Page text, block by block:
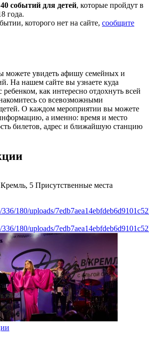
40 событий для детей, которые пройдут в
года.
которого нет на сайте, сообщите
можете увидеть афишу семейных и
На нашем сайте вы узнаете куда
ребенком, как интересно отдохнуть всей
со всевозможными
О каждом мероприятии вы можете
а именно: время и место
билетов, адрес и ближайшую станцию
Кремль, 5 Присутственные места
180/uploads/
180/uploads/